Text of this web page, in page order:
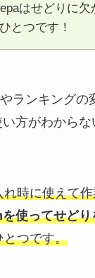
はせどりに
とつです！
ランキングの
い方がわから
時に使えて
使ってせど
とつです。